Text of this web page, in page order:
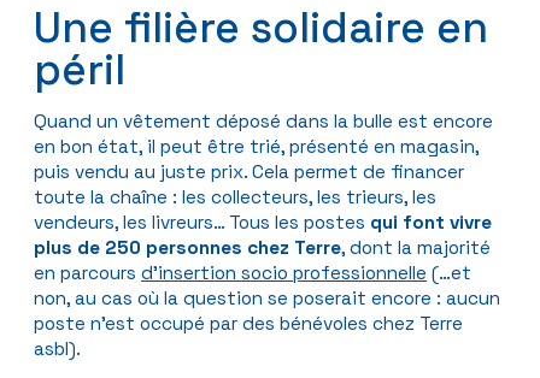
Une filière solidaire en
péril
Quand un vêtement déposé dans la bulle est encore
en bon état, il peut être trié, présenté en magasin,
puis vendu au juste prix. Cela permet de financer
toute la chaîne : les collecteurs, les trieurs, les
vendeurs, les livreurs… Tous les postes qui font vivre
plus de 250 personnes chez Terre, dont la majorité
en parcours d’insertion socio professionnelle (…et
non, au cas où la question se poserait encore : aucun
poste n’est occupé par des bénévoles chez Terre
asbl).